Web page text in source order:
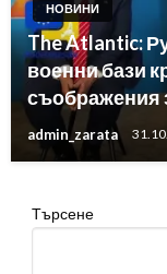
НОВИНИ
The Atlantic:
военни бази
съображения
admin_zarata
Търсене